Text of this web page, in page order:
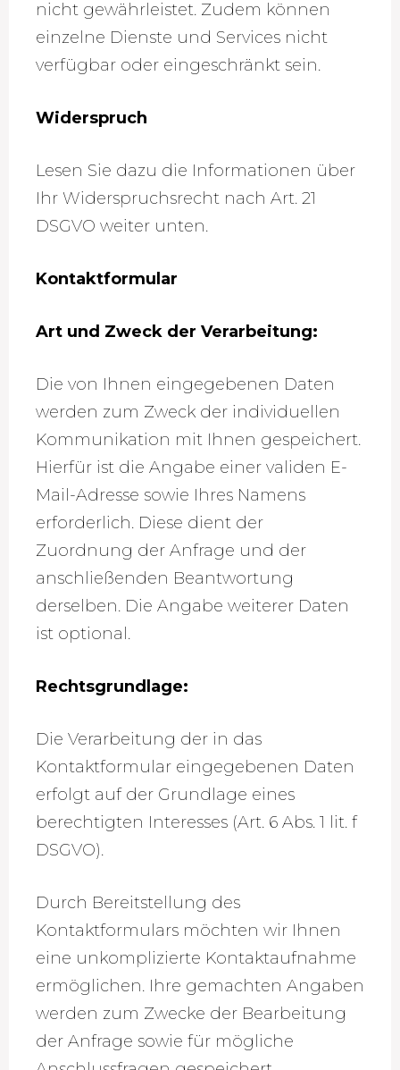
nicht gewährleistet. Zudem können
einzelne Dienste und Services nicht
verfügbar oder eingeschränkt sein.
Widerspruch
Lesen Sie dazu die Informationen über
Ihr Widerspruchsrecht nach Art. 21
DSGVO weiter unten.
Kontaktformular
Art und Zweck der Verarbeitung:
Die von Ihnen eingegebenen Daten
werden zum Zweck der individuellen
Kommunikation mit Ihnen gespeichert.
Hierfür ist die Angabe einer validen E-
Mail-Adresse sowie Ihres Namens
erforderlich. Diese dient der
Zuordnung der Anfrage und der
anschließenden Beantwortung
derselben. Die Angabe weiterer Daten
ist optional.
Rechtsgrundlage:
Die Verarbeitung der in das
Kontaktformular eingegebenen Daten
erfolgt auf der Grundlage eines
berechtigten Interesses (Art. 6 Abs. 1 lit. f
DSGVO).
Durch Bereitstellung des
Kontaktformulars möchten wir Ihnen
eine unkomplizierte Kontaktaufnahme
ermöglichen. Ihre gemachten Angaben
werden zum Zwecke der Bearbeitung
der Anfrage sowie für mögliche